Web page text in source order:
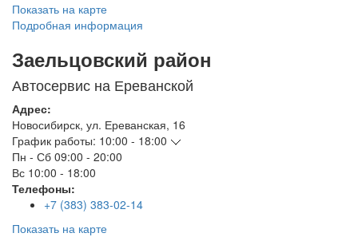
Показать на карте
Подробная информация
Заельцовский район
Автосервис на Ереванской
Адрес:
Новосибирск, ул. Ереванская, 16
График работы: 10:00 - 18:00
Пн - Сб 09:00 - 20:00
Вс 10:00 - 18:00
Телефоны:
+7 (383) 383-02-14
Показать на карте